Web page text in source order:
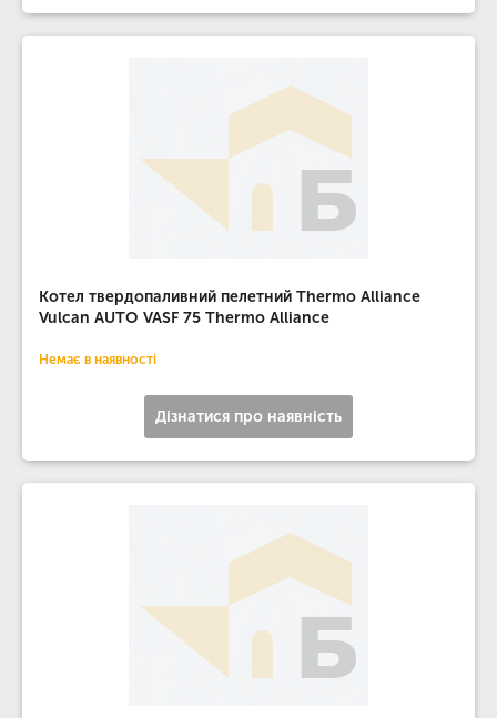
Котел твердопаливний пелетний Thermo Alliance
Vulcan AUTO VASF 75 Thermo Alliance
Немає в наявності
Дізнатися про наявність